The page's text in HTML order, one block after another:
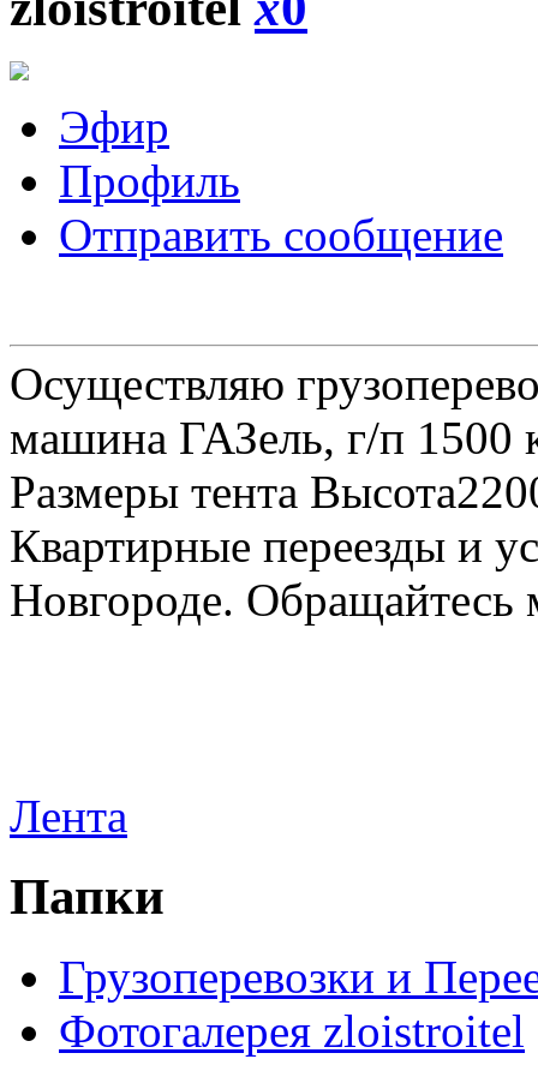
Эфир
Профиль
Отправить сообщение
Осуществляю
машина ГАЗель, г/п 1500
Размеры тента
Квартирные переезды и
Новгороде.
Лента
Папки
Грузоперевозки и
Фотогалерея zloistroitel